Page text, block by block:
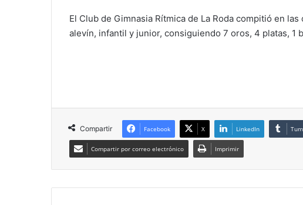
El Club de Gimnasia Rítmica de La Roda compitió en
alevín, infantil y junior, consiguiendo 7 oros, 4 platas, 1
Compartir Facebook X LinkedIn
Compartir por correo electrónico Imprimir